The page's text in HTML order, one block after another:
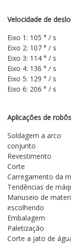
Velocidade de
Eixo 1: 105 ° / s
Eixo 2: 107 ° / s
Eixo 3: 114 ° / s
Eixo 4: 136 ° / s
Eixo 5: 129 ° / s
Eixo 6: 206 ° / s
Aplicações de robôs
Soldagem a arco
conjunto
Revestimento
Corte
Carregamento da
Tendências de
Manuseio de
escolhendo
Embalagem
Paletização
Corte a jato de